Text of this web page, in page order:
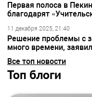
Первая полоса в
благодарят
11 декабря 2025, 21:40
Решение проблемы с
много времени,
Все топ новости
Топ блоги